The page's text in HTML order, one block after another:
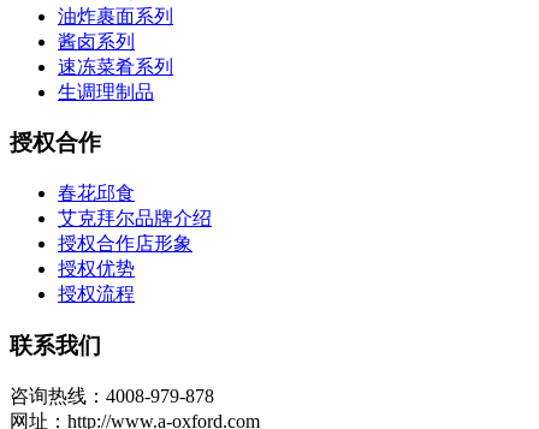
油炸裹面系列
酱卤系列
速冻菜肴系列
生调理制品
授权合作
春花邱食
艾克拜尔品牌介绍
授权合作店形象
授权优势
授权流程
联系我们
咨询热线：4008-979-878
网址：http://www.a-oxford.com